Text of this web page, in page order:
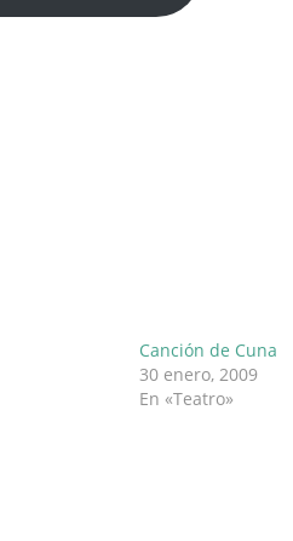
Canción de Cuna
30 enero, 2009
En «Teatro»